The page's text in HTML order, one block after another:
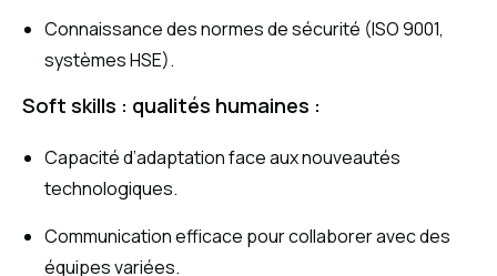
Connaissance des normes de sécurité (ISO 9001,
systèmes HSE).
Soft skills : qualités humaines :
Capacité d’adaptation face aux nouveautés
technologiques.
Communication efficace pour collaborer avec des
équipes variées.